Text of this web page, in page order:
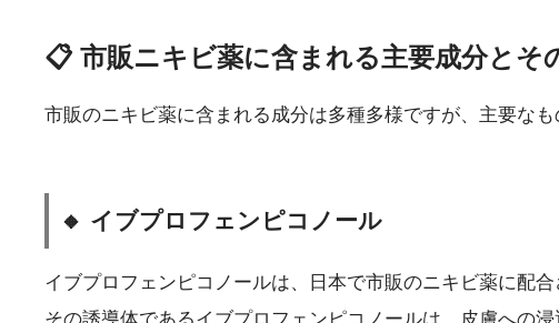
📋 市販ニキビ薬に含まれる主要成分とそ
市販のニキビ薬に含まれる成分は多種多様ですが、主要な
🔸 イブプロフェンピコノール
イブプロフェンピコノールは、日本で市販のニキビ薬に配